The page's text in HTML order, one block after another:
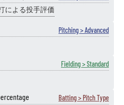
による投手評価
Pitching > Advanced
Fielding > Standard
Batting > Pitch Type